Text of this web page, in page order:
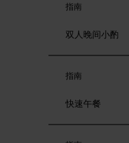
指南
双人晚间小酌
指南
快速午餐